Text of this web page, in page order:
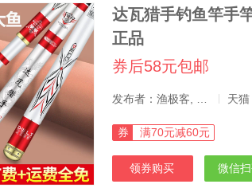
达瓦猎手钓鱼竿手
正品
券后58元包邮
天猫
券 满70元减60元
领券购买 微信